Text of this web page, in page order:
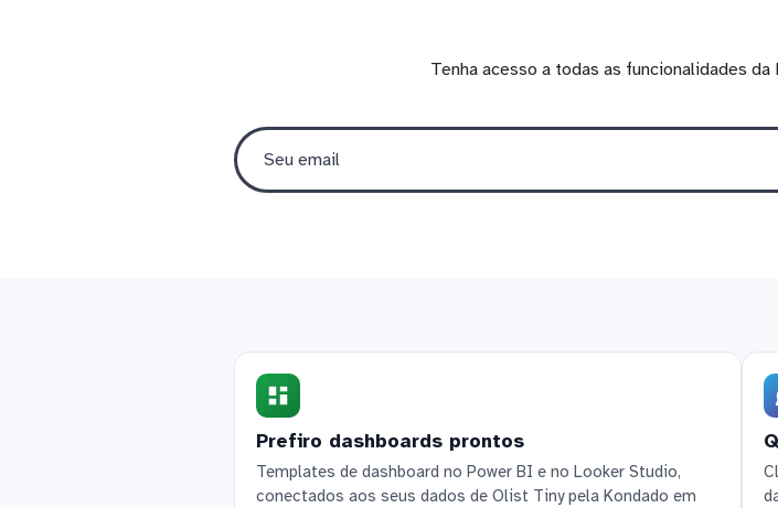
Tenha acesso a todas as funcionalidades
Prefiro dashboards prontos
Templates de dashboard no Power BI e no Looker Studio,
conectados aos seus dados de Olist Tiny pela Kondado em